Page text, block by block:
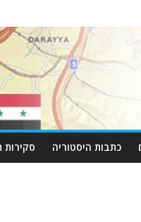
כתבות היסטוריה